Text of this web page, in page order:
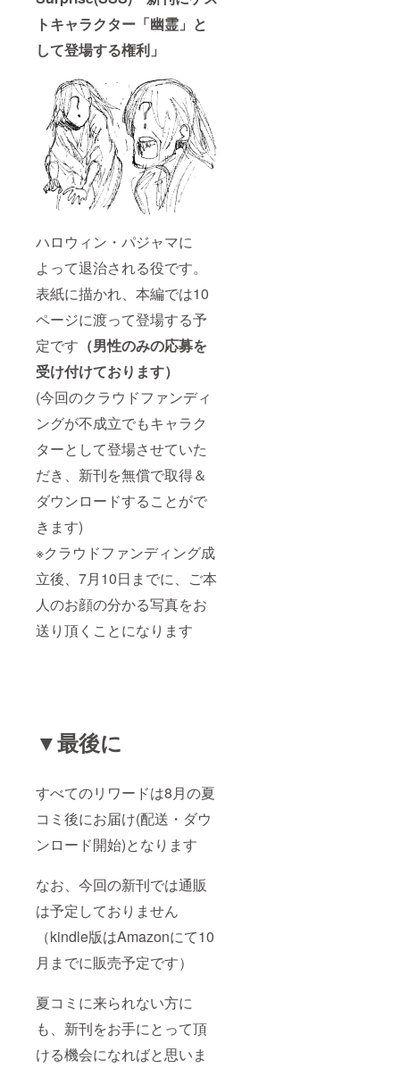
トキャラクター「幽霊」と
して登場する権利」
ハロウィン・パジャマに
よって退治される役です。
表紙に描かれ、本編では10
ページに渡って登場する予
定です （男性のみの応募を
受け付けております）
(今回のクラウドファンディ
ングが不成立でもキャラク
ターとして登場させていた
だき、新刊を無償で取得＆
ダウンロードすることがで
きます)
※クラウドファンディング成
立後、7月10日までに、ご本
人のお顔の分かる写真をお
送り頂くことになります
▼最後に
すべてのリワードは8月の夏
コミ後にお届け(配送・ダウ
ンロード開始)となります
なお、今回の新刊では通販
は予定しておりません
（kindle版はAmazonにて10
月までに販売予定です）
夏コミに来られない方に
も、新刊をお手にとって頂
ける機会になればと思いま